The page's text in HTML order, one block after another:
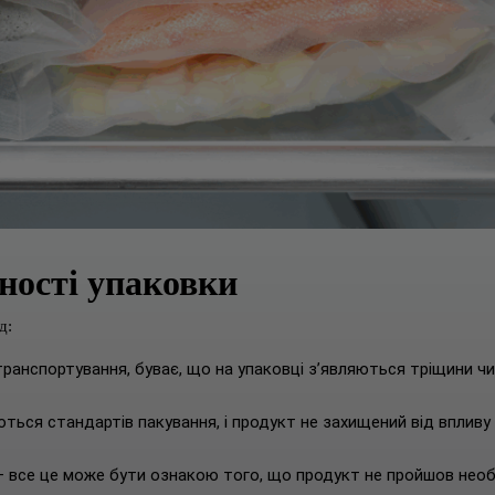
упаковки
буває, що на упаковці з’являються тріщини чи
стандартів пакування, і продукт не захищений від впливу
все це може бути ознакою того, що продукт не пройшов